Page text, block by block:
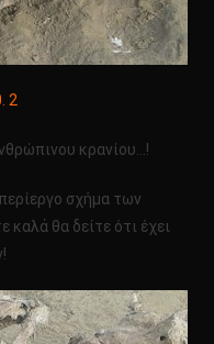
2
κρανίου…!
σχήμα των
θα δείτε ότι έχει